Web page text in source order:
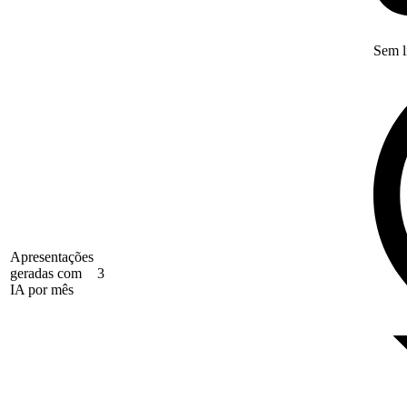
Apresentações
geradas com
IA por mês
3
Sem